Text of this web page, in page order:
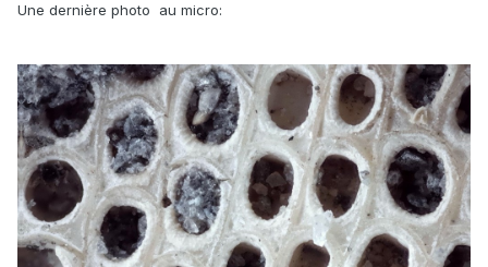
Une dernière photo au micro: